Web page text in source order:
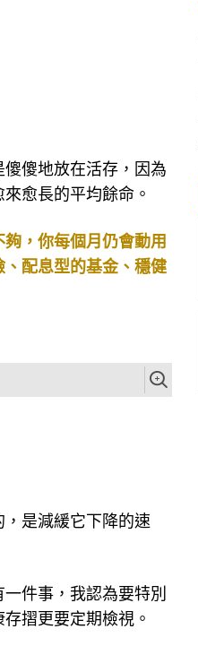
傻地放在活存，因為
愈長的平均餘命。
，你每個月仍會動用
配息型的基金、穩健
是減緩它下降的速
件事，我認為要特別
摺更要定期檢視。